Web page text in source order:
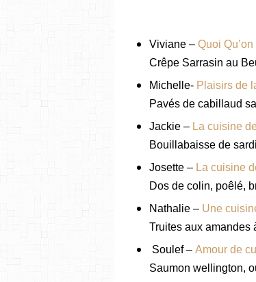
Viviane – Quoi
Crêpe Sarrasin au
Michelle- Plaisirs de
Pavés de cabillaud
Jackie – La cuisine
Bouillabaisse de
Josette – La cuisine
Dos de colin, poêlé,
Nathalie – Une
Truites aux amandes
Soulef – Amour de
Saumon wellington,